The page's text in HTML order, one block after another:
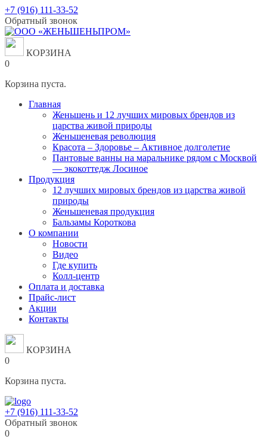
Перейти
к
содержанию
+7 (916) 111-33-52
Обратный звонок
КОРЗИНА
0
Корзина пуста.
Главная
Женьшень и 12 лучших мировых брендов из
царства живой природы
Женьшеневая революция
Красота – Здоровье – Активное долголетие
Пантовые ванны на маральнике рядом с Москвой
— экокоттедж Лосиное
Продукция
12 лучших мировых брендов из царства живой
природы
Женьшеневая продукция
Бальзамы Короткова
О компании
Новости
Видео
Где купить
Колл-центр
Оплата и доставка
Прайс-лист
Акции
Контакты
КОРЗИНА
0
Корзина пуста.
+7 (916) 111-33-52
Обратный звонок
0